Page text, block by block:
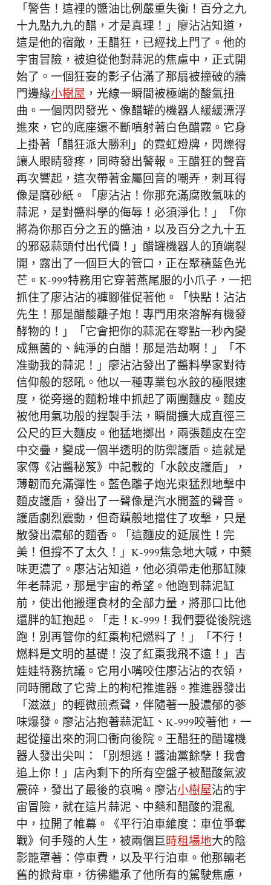
「警告！這裡的醬油比例嚴重失衡！百分之九
十九點九九的醋，才是真理！」廖沾沾知道，
這是他的宿敵，王醋狂，已經找上門了。他的
宇宙冒險，被迫從他對蒜泥的焦慮中，正式開
始了。一個狂妄的影子佔滿了那扇被撞破的牆
門邊緣小樹屋，光線一瞬間被極端的酸氣扭
曲。一個閃閃發光、像醋罐的機器人緩緩漂浮
進來，它的底座還不斷噴射著白色醋霧。它身
上掛著「醋狂派大勝利」的霓虹燈牌，閃爍得
讓人眼睛發疼，同時發出警報。王醋狂的聲音
再次響起，這次帶著金屬回音的嘲弄，刺耳得
像是磨砂紙。「廖沾沾！你那充滿腐敗氣味的
蒜泥，是對醬料學的侮辱！必須淨化！」「你
將為你那百分之五的醬油，以及百分之九十五
的邪惡蒜頭付出代價！」醋罐機器人的頂端裂
開，露出了一個巨大的管口，正在聚積藍色光
芒。K-999特務用它穿著燕尾服的小爪子，一把
抓住了廖沾沾的褲腳催促著他。「快點！沾沾
先生！那是醋酸離子炮！專門用來溶解有機發
酵物的！」「它會把你的蒜泥在零點一秒內變
成無菌的、純淨的白醋！那是浩劫啊！」「不
准動我的蒜泥！」廖沾沾發出了醬料學家對待
信仰般的怒吼。他以一種專業包水餃的極限速
度，從旁邊的麵粉堆中抓起了兩團麵皮。麵皮
被他用氣功般的捏製手法，瞬間擴大成直徑三
公尺的巨大麵皮。他猛地擲出，兩張麵皮在空
中交疊，變成一個半透明的防禦護盾。這就是
家傳《沾醬秘笈》中記載的「水餃皮護盾」，
薄韌而充滿彈性。藍色離子炮光束猛烈地擊中
麵皮護盾，發出了一聲像是汽水開蓋的聲音。
護盾劇烈震動，但奇蹟般地擋住了攻擊，只是
散發出濃郁的麵香。「這麵皮的延展性！完
美！但撐不了太久！」K-999焦急地大喊，中藥
味更濃了。廖沾沾知道，他必須帶走他那缸陳
年老蒜泥，那是宇宙的希望。他跑到蒜泥缸
前，使出他搬運食材的全部力量，將那口比他
還胖的缸抱起。「走！K-999！我們要從後院逃
跑！別再管你的紅棗枸杞燃料了！」「不行！
燃料是文明的基礎！沒了紅棗我飛不遠！」吉
娃娃特務抗議。它用小嘴咬住廖沾沾的衣領，
同時開啟了它背上的枸杞推進器。推進器發出
「滋滋」的輕微煎煮聲，伴隨著一股濃郁的蔘
味爆發。廖沾沾抱著蒜泥缸、K-999咬著他，一
起從撞出來的洞口衝向後院。王醋狂的醋罐機
器人發出尖叫：「別想逃！醬油黨餘孽！我會
追上你！」店內剩下的所有空盤子被醋酸氣波
震碎，發出了最後的哀鳴。廖沾小樹屋沾的宇
宙冒險，就在這片蒜泥、中藥和醋酸的混亂
中，拉開了帷幕。《平行泊車維度：車位爭奪
戰》何手殘的人生，被兩個巨時租場地大的陰
影籠罩著：停車費，以及平行泊車。他那輛老
舊的掀背車，彷彿繼承了他所有的駕駛焦慮，